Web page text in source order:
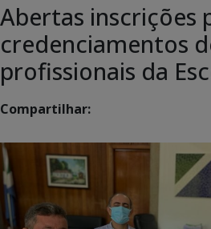
Abertas inscrições
credenciamentos
profissionais da
Compartilhar: